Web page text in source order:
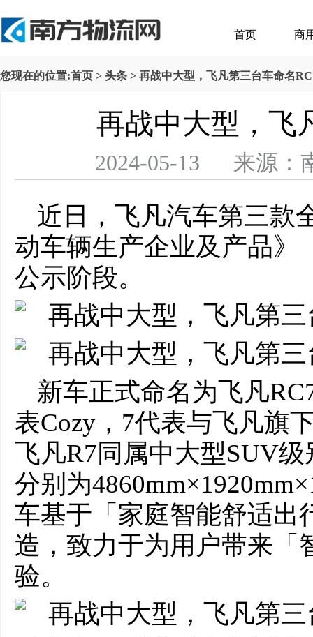
首页 商
您现在的位置:首页 > 头条 > 再战中大型，飞凡第三台车命名
再战中大型，飞
2024-05-13 来源：
近日，飞凡汽车第三款
动车辆生产企业及产品》
公示阶段。
新车正式命名为飞凡
表Cozy，7代表与飞凡旗
飞凡R7同属中大型SUV
分别为
车基于「家庭智能舒适出
造，致力于为用户带来「
验。